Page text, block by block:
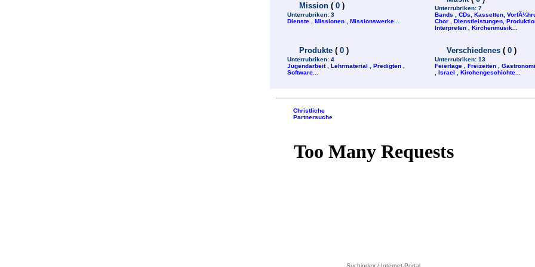
Mission ( 0 )
Unterrubriken: 3
Dienste
Missionen Missionswerke
Unterrubriken: 7
Bands
CDs, Kassetten,
Chor
Dienstleistungen,
Interpreten
Kirchenmusik
Produkte ( 0 )
Unterrubriken: 4
Jugendarbeit, Lehrmaterial Predigten
Software
Verschiedenes ( 0 )
Unterrubriken: 13
Feiertage
Freizeiten
Israel Kirchengeschichte
Christliche
Partnersuche
Suchindex / Internet-Portal